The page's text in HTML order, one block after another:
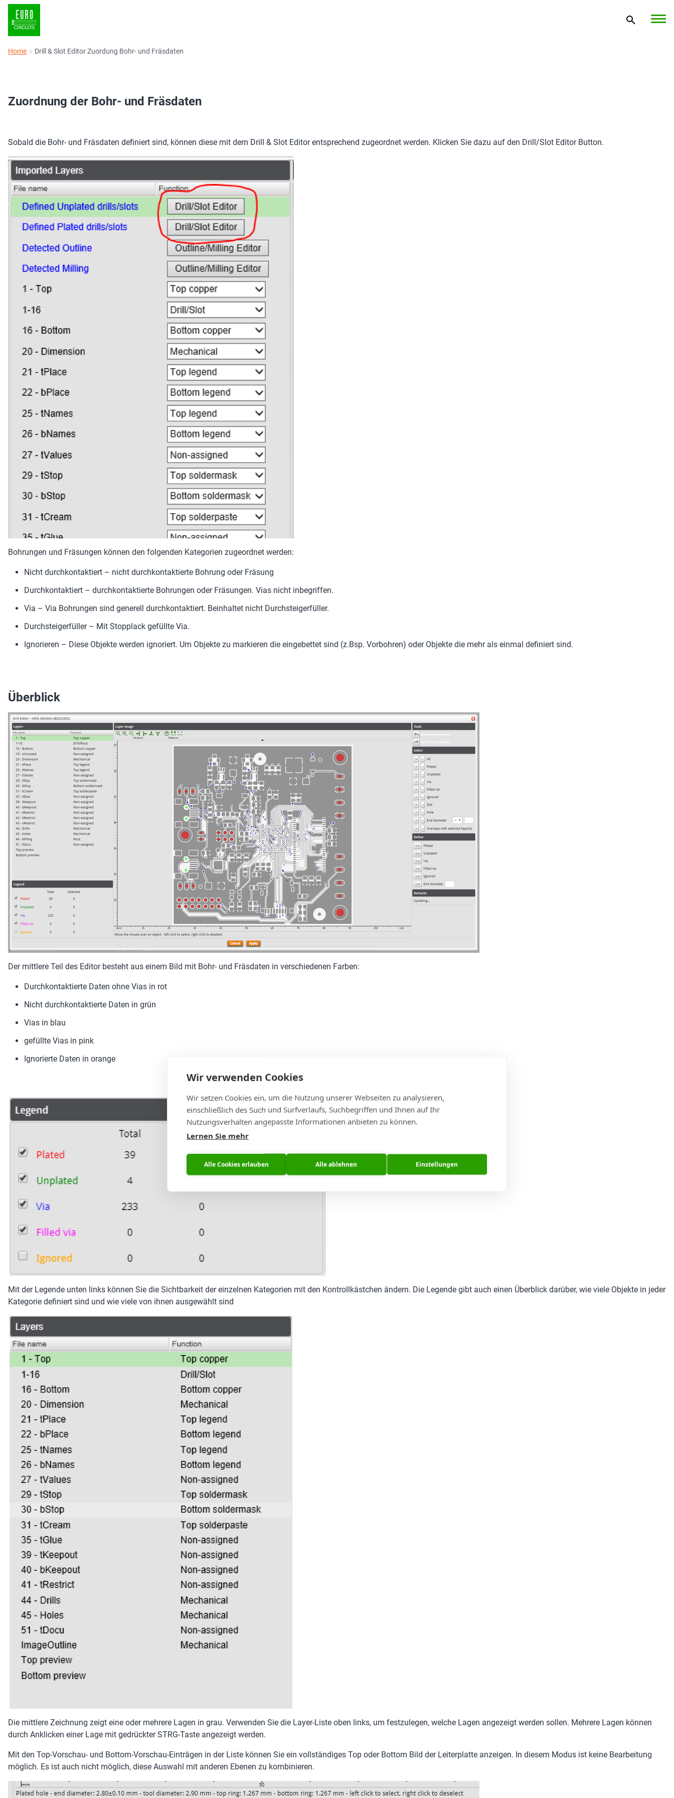
Home Drill & Slot Editor Zuordung Bohr- und Fräsdaten
Zuordnung der Bohr- und Fräsdaten
Sobald die Bohr- und Fräsdaten definiert sind, können diese mit dem Drill & Slot Editor entsprechend zugeordnet werden. Klicken Sie dazu auf den Drill/Slot Editor Button.
Bohrungen und Fräsungen können den folgenden Kategorien zugeordnet werden:
Nicht durchkontaktiert – nicht durchkontaktierte Bohrung oder Fräsung
Durchkontaktiert – durchkontaktierte Bohrungen oder Fräsungen. Vias nicht inbegriffen.
Via – Via Bohrungen sind generell durchkontaktiert. Beinhaltet nicht Durchsteigerfüller.
Durchsteigerfüller – Mit Stopplack gefüllte Via.
Ignorieren – Diese Objekte werden ignoriert. Um Objekte zu markieren die eingebettet sind (z.Bsp. Vorbohren) oder Objekte die mehr als einmal definiert sind.
Überblick
Der mittlere Teil des Editor besteht aus einem Bild mit Bohr- und Fräsdaten in verschiedenen Farben:
Durchkontaktierte Daten ohne Vias in rot
Nicht durchkontaktierte Daten in grün
Vias in blau
gefüllte Vias in pink
Ignorierte Daten in orange
Mit der Legende unten links können Sie die Sichtbarkeit der einzelnen Kategorien mit den Kontrollkästchen ändern. Die Legende gibt auch einen Überblick darüber, wie viele Objekte in jeder
Kategorie definiert sind und wie viele von ihnen ausgewählt sind
Die mittlere Zeichnung zeigt eine oder mehrere Lagen in grau. Verwenden Sie die Layer-Liste oben links, um festzulegen, welche Lagen angezeigt werden sollen. Mehrere Lagen können
durch Anklicken einer Lage mit gedrückter STRG-Taste angezeigt werden.
Mit den Top-Vorschau- und Bottom-Vorschau-Einträgen in der Liste können Sie ein vollständiges Top oder Bottom Bild der Leiterplatte anzeigen. In diesem Modus ist keine Bearbeitung
möglich. Es ist auch nicht möglich, diese Auswahl mit anderen Ebenen zu kombinieren.
Wir verwenden Cookies
Wir setzen Cookies ein, um die Nutzung unserer Webseiten zu analysieren,
einschließlich des Such und Surfverlaufs, Suchbegriffen und Ihnen auf Ihr
Nutzungsverhalten angepasste Informationen anbieten zu können.
Lernen Sie mehr
Alle Cookies erlauben Alle ablehnen Einstellungen